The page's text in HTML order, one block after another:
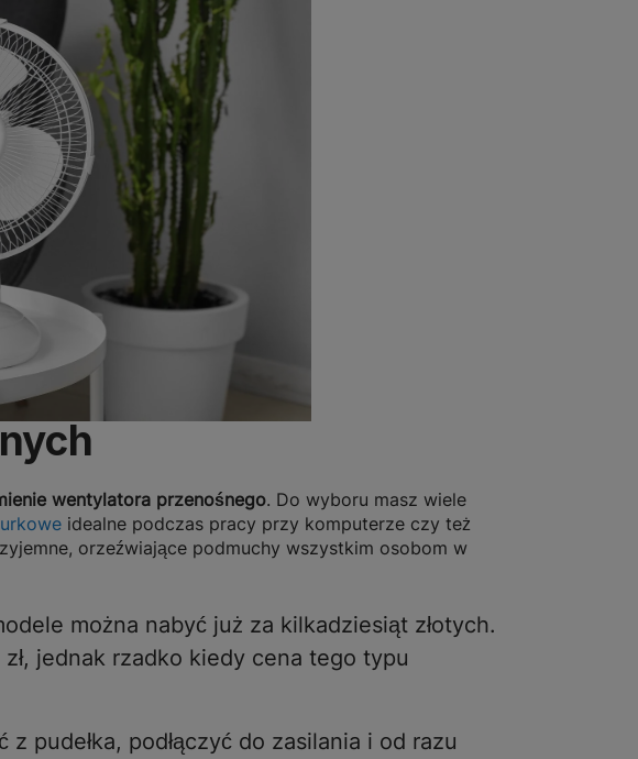
wentylatora przenośnego. Do wyboru masz wiele
idealne podczas pracy przy komputerze czy też
orzeźwiające podmuchy wszystkim osobom w
można nabyć już za kilkadziesiąt złotych.
jednak rzadko kiedy cena tego typu
pudełka, podłączyć do zasilania i od razu